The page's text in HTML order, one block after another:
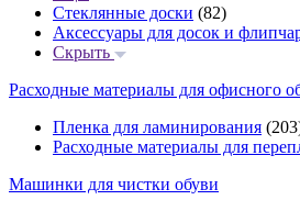
Стеклянные доски (82)
Аксессуары для досок и
Скрыть
Расходные материалы для офисного
Пленка для ламинирования
Расходные материалы для
Машинки для чистки обуви